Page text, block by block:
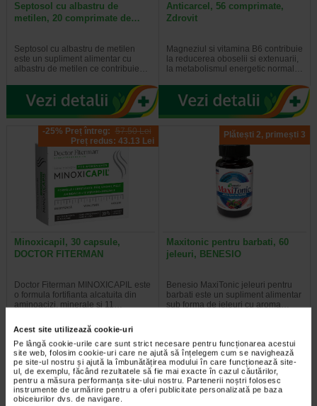
Acest site utilizează cookie-uri
Pe lângă cookie-urile care sunt strict necesare pentru funcționarea acestui
site web, folosim cookie-uri care ne ajută să înțelegem cum se navighează
pe site-ul nostru și ajută la îmbunătățirea modului în care funcționează site-
ul, de exemplu, făcând rezultatele să fie mai exacte în cazul căutărilor,
pentru a măsura performanța site-ului nostru. Partenerii noștri folosesc
instrumente de urmărire pentru a oferi publicitate personalizată pe baza
obiceiurilor dvs. de navigare.
Septosol cu albastru de
metilen, 20 comprimate de…
Septosol cu albastru de metilen
este un supliment alimentar cu
albastru de metilen ce contribuie…
Anticarcel, 56 comprimate,
Zdrovit
Magneziul si vitamina B6 contribuie
la reducerea oboselii si extenuarii,
la metabolismul energetic normal…
-25% Preț întreg: 57.50 Lei
Preț redus: 43.13 Lei
Minoxicapil, 30 capsule,
DOCTOR FITERMAN
Doctor Fiterman MINOXICAPIL este
o formula fortifianta alcatuita din
aminoacizi, minerale si 11…
Plătești 2, primești 3
Maxitonic pentru barbati, 60
jeleuri, BENESIO
Benesio MaxiTonic jeleuri pentru
barbati este un supliment alimentar
sub forma de jeleuri cu aroma…
Plătești 2, primești 3 Plătești 2, primești 3